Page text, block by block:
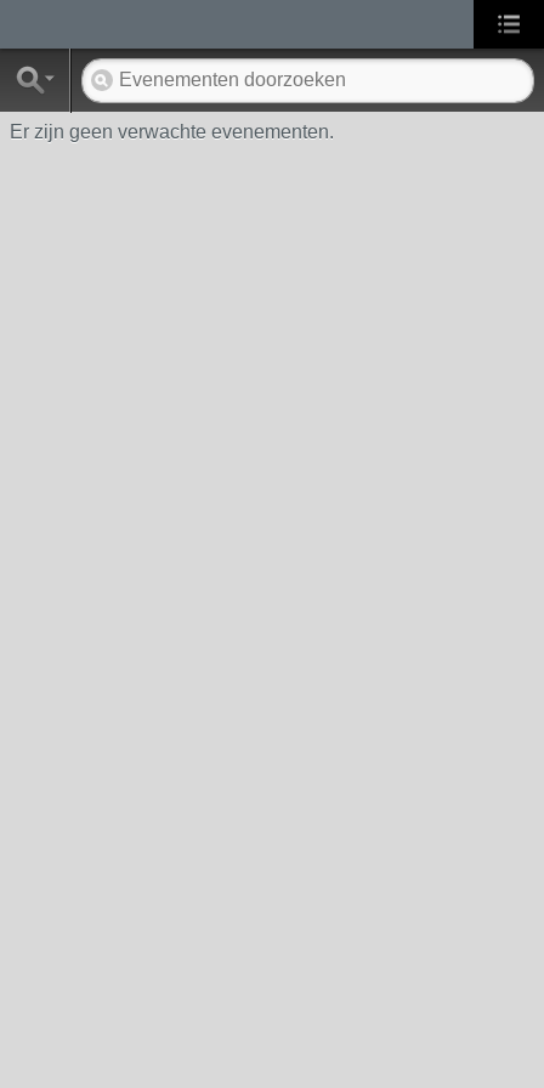
Er zijn geen verwachte evenementen.